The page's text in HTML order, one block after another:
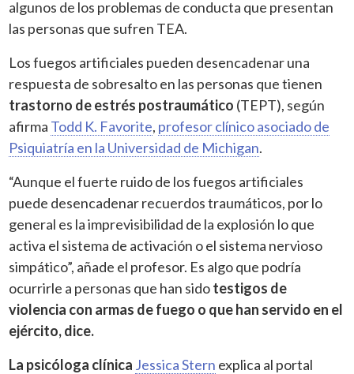
algunos de los problemas de conducta que presentan
las personas que sufren TEA.
Los fuegos artificiales pueden desencadenar una
respuesta de sobresalto en las personas que tienen
trastorno de estrés postraumático (TEPT), según
afirma Todd K. Favorite, profesor clínico asociado de
Psiquiatría en la Universidad de Michigan.
“Aunque el fuerte ruido de los fuegos artificiales
puede desencadenar recuerdos traumáticos, por lo
general es la imprevisibilidad de la explosión lo que
activa el sistema de activación o el sistema nervioso
simpático”, añade el profesor. Es algo que podría
ocurrirle a personas que han sidotestigos de
violencia con armas de fuego o que han servido en el
ejército, dice.
La psicóloga clínica Jessica Stern explica al portal